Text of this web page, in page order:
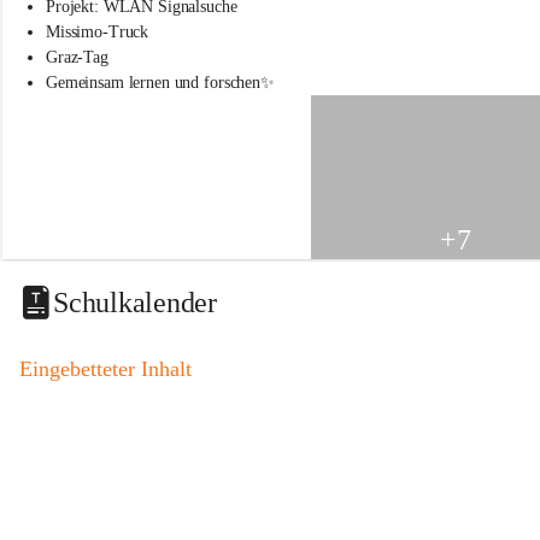
s
s
c
i
t
a
o
Projekt: WLAN Signalsuche
Missimo-Truck
Graz-Tag
Gemeinsam lernen und forschen✨
+7
Schulkalender
Eingebetteter Inhalt